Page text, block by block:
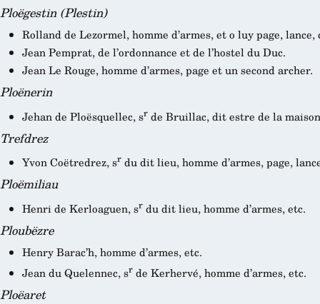
Ploëgestin (Plestin)
Rolland de Lezormel, homme d’armes, et o luy page,
Jean Pemprat, de l’ordonnance et de l’hostel du Duc.
Jean Le Rouge, homme d’armes, page et un second archer.
Ploënerin
Jehan de Ploësquellec, srde Bruillac, dit estre de la
Trefdrez
Yvon Coëtredrez, srdu dit lieu, homme d’armes, page,
Ploëmiliau
Henri de Kerloaguen, srdu dit lieu, homme d’armes, etc.
Ploubëzre
Henry Barac’h, homme d’armes, etc.
Jean du Quelennec, srde Kerhervé, homme d’armes, etc.
Ploëaret